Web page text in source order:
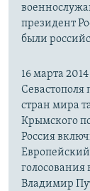
президент
были
16 марта
стран мира
Крымского
Россия
Владимир